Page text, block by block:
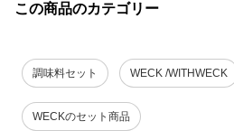
この商品のカテゴリー
調味料セット WECK /WITHWECK
WECKのセット商品